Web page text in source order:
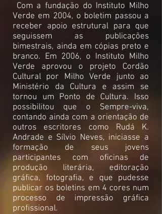
Com a fundação do Instituto Milho
Verde em 2004, o boletim passou a
receber apoio estrutural para que
seguissem as publicações
bimestrais, ainda em cópias preto e
branco. Em 2006, o Instituto Milho
Verde aprovou o projeto Cordão
Cultural por Milho Verde junto ao
Ministério da Cultura e assim se
tornou um Ponto de Cultura. Isso
possibilitou que o Sempre-viva,
contando ainda com a orientação de
outros escritores como Rudá K.
Andrade e Sílvio Neves, iniciasse a
formação de seus jovens
participantes com oficinas de
produção literária, editoração
gráfica, fotografia, e que pudesse
publicar os boletins em 4 cores num
processo de impressão gráfica
profissional.